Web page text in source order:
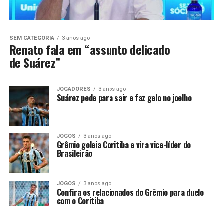
SEM CATEGORIA 3 anos ago
Renato fala em “assunto delicado
de Suárez”
JOGADORES 3 anos ago
Suárez pede para sair e faz gelo no joelho
JOGOS 3 anos ago
Grêmio goleia Coritiba e vira vice-líder do
Brasileirão
JOGOS 3 anos ago
Confira os relacionados do Grêmio para duelo
com o Coritiba